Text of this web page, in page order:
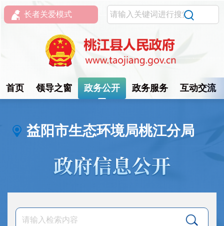
长者关爱模式
首页 领导之窗 政务公开 政务服务 互动交流
益阳市生态环境局桃江分局